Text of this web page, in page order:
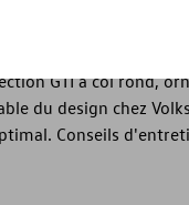
GTI à col rond,
du design chez
Conseils